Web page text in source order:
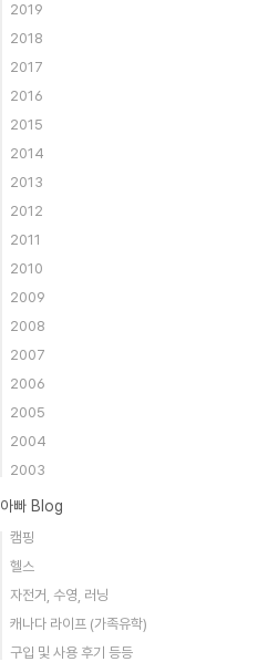
2019
2018
2017
2016
2015
2014
2013
2012
2011
2010
2009
2008
2007
2006
2005
2004
2003
아빠 Blog
캠핑
헬스
자전거, 수영, 러닝
캐나다 라이프 (가족유학)
구입 및 사용 후기 등등